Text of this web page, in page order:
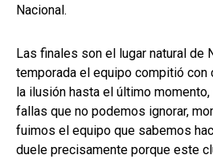
Nacional.
Las finales son el lugar natural de
temporada el equipo compitió con
la ilusión hasta el último
fallas que no podemos ignorar,
fuimos el equipo que sabemos
duele precisamente porque este